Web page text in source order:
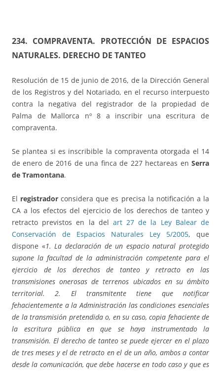
234. COMPRAVENTA. PROTECCIÓN DE ESPACIOS
NATURALES. DERECHO DE TANTEO
Resolución de 15 de junio de 2016, de la Dirección General
de los Registros y del Notariado, en el recurso interpuesto
contra la negativa del registrador de la propiedad de
Palma de Mallorca nº 8 a inscribir una escritura de
compraventa.
Se plantea si es inscribible la compraventa otorgada el 14
de enero de 2016 de una finca de 227 hectareas en Serra
de Tramontana.
El registrador considera que es precisa la notificación a la
CA a los efectos del ejercicio de los derechos de tanteo y
retracto previstos en la del art 27 de la Ley Balear de
Conservación de Espacios Naturales Ley 5/2005, que
dispone «1. La declaración de un espacio natural protegido
supone la facultad de la administración competente para el
ejercicio de los derechos de tanteo y retracto en las
transmisiones onerosas de terrenos ubicados en su ámbito
territorial. 2. El transmitente tiene que notificar
fehacientemente a la Administración las condiciones esenciales
de la transmisión pretendida o, en su caso, copia fehaciente de
la escritura pública en que se haya instrumentado la
transmisión. El derecho de tanteo se puede ejercer en el plazo
de tres meses y el de retracto en el de un año, ambos a contar
desde la comunicación, que debe hacerse en todo caso y que es